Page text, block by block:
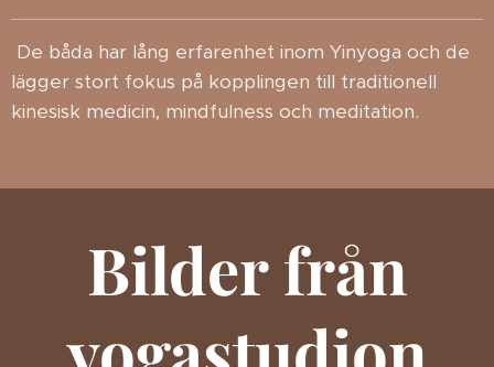
De båda har lång erfarenhet inom Yinyoga och de
lägger stort fokus på kopplingen till traditionell
kinesisk medicin, mindfulness och meditation.
Bilder från
Mjuka
bolster